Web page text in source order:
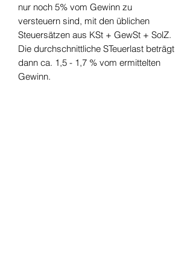
nur noch 5% vom Gewinn zu
versteuern sind, mit den üblichen
Steuersätzen aus KSt + GewSt + SolZ.
Die durchschnittliche STeuerlast beträgt
dann ca. 1,5 - 1,7 % vom ermittelten
Gewinn.